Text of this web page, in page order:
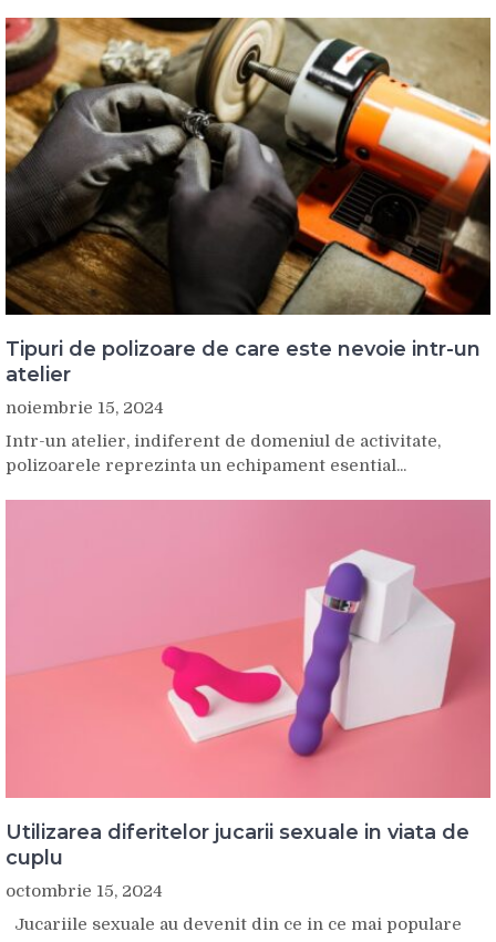
Tipuri de polizoare de care este nevoie intr-un
atelier
noiembrie 15, 2024
Intr-un atelier, indiferent de domeniul de activitate,
polizoarele reprezinta un echipament esential...
Utilizarea diferitelor jucarii sexuale in viata de
cuplu
octombrie 15, 2024
Jucariile sexuale au devenit din ce in ce mai populare